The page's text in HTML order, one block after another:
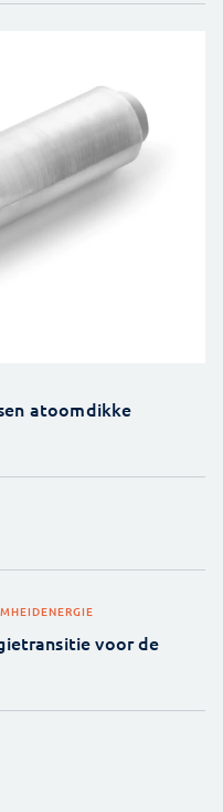
atoomdikke
ENERGIE
voor de